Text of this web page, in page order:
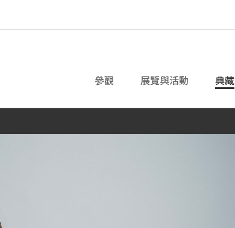
參觀 展覽與活動 典藏